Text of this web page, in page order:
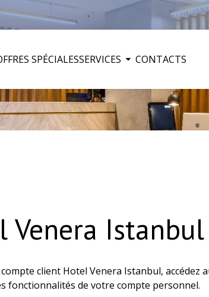
SPÉCIALESSERVICES CONTACTS
Venera Istanbul
client Hotel Venera Istanbul, accédez
fonctionnalités de votre compte personnel.